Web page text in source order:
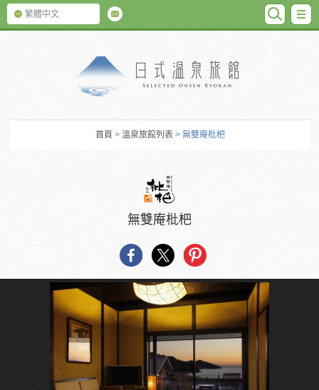
繁體中文
首頁 > 溫泉旅館列表 > 無雙庵枇杷
無雙庵枇杷